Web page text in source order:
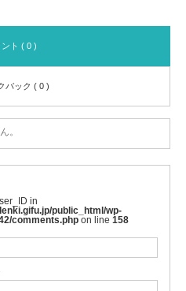
ント ( 0 )
バック ( 0 )
。
in
public_html/wp-
comments.php on line 158